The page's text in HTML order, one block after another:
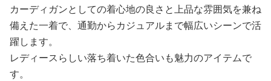
カーディガンとしての着心地の良さと上品な雰囲気を兼ね
備えた一着で、通勤からカジュアルまで幅広いシーンで活
躍します。
レディースらしい落ち着いた色合いも魅力のアイテムで
す。